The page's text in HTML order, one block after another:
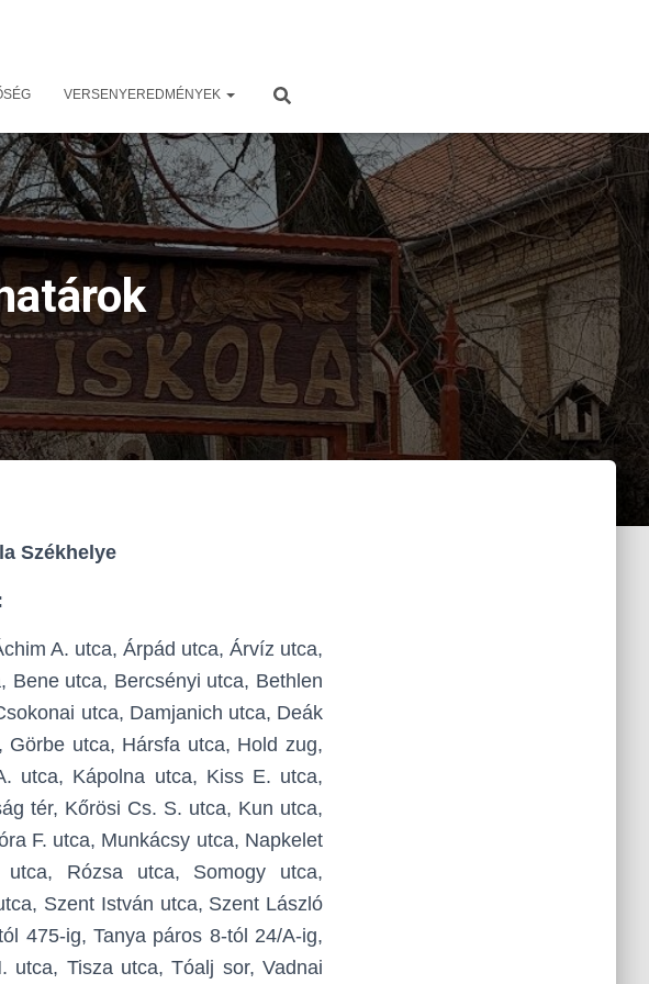
VERSENYEREDMÉNYEK
Székhelye
A. utca, Árpád utca, Árvíz utca,
Bene utca, Bercsényi utca, Bethlen
utca, Damjanich utca, Deák
utca, Hársfa utca, Hold zug,
utca, Kápolna utca, Kiss E. utca,
tér, Kőrösi Cs. S. utca, Kun utca,
F. utca, Munkácsy utca, Napkelet
Rózsa utca, Somogy utca,
Szent István utca, Szent László
475-ig, Tanya páros 8-tól 24/A-ig,
utca, Tisza utca, Tóalj sor, Vadnai